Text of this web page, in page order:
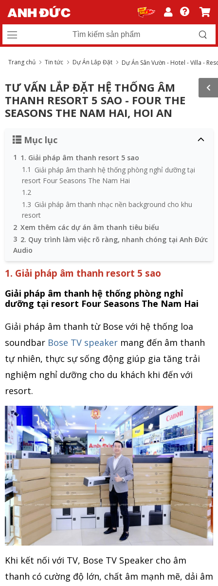
Trang chủ Tin tức Dự Án Lắp Đặt Dự Án Sân Vườn - Hotel - Villa -
TƯ VẤN LẮP ĐẶT HỆ THỐNG ÂM
THANH RESORT 5 SAO - FOUR THE
SEASONS THE NAM HAI, HOI AN
Mục lục
1 1. Giải pháp âm thanh resort 5 sao
1.1 Giải pháp âm thanh hệ thống phòng nghỉ dưỡng tại
resort Four Seasons The Nam Hai
1.2
1.3 Giải pháp âm thanh nhạc nền background cho khu
resort
2 Xem thêm các dự án âm thanh tiêu biểu
3 2. Quy trình làm việc rõ ràng, nhanh chóng tại Anh Đức
Audio
1. Giải pháp âm thanh resort 5 sao
Giải pháp âm thanh hệ thống phòng nghỉ
dưỡng tại resort Four Seasons The Nam Hai
Giải pháp âm thanh từ Bose với hệ thống loa
soundbar Bose TV speaker mang đến âm thanh
tự nhiên, thực sự sống động giúp gia tăng trải
nghiệm nghỉ dưỡng cho du khách khi đến với
resort.
Khi kết nối với TV, Bose TV Speaker cho âm
thanh có cường độ lớn, chất âm mạnh mẽ, dải âm